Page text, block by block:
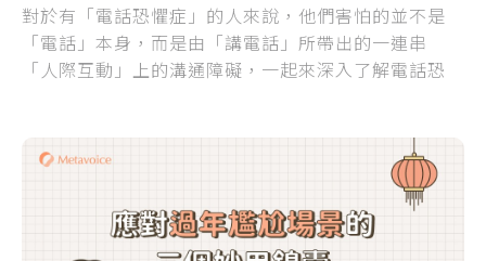
對於有「電話恐懼症」的人來說，他們害怕的並不是
「電話」本身，而是由「講電話」所帶出的一連串
「人際互動」上的溝通障礙，一起來深入了解電話恐